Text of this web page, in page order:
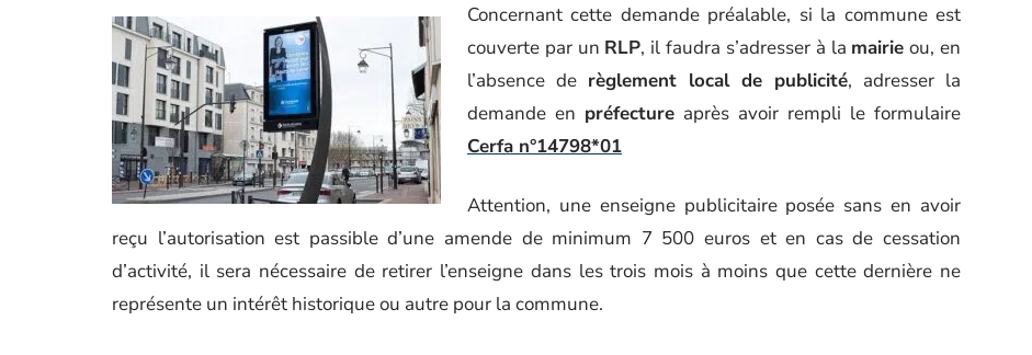
Concernant cette demande préalable, si la commune est
couverte par un RLP, il faudra s’adresser à la mairie ou, en
l’absence de règlement local de publicité, adresser la
demande en préfecture après avoir rempli le formulaire
Cerfa n°14798*01
Attention, une enseigne publicitaire posée sans en avoir
reçu l’autorisation est passible d’une amende de minimum 7 500 euros et en cas de cessation
d’activité, il sera nécessaire de retirer l’enseigne dans les trois mois à moins que cette dernière ne
représente un intérêt historique ou autre pour la commune.